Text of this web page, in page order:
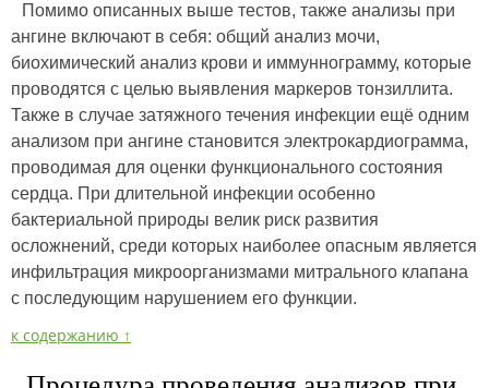
Помимо описанных выше тестов, также анализы при
ангине включают в себя: общий анализ мочи,
биохимический анализ крови и иммуннограмму, которые
проводятся с целью выявления маркеров тонзиллита.
Также в случае затяжного течения инфекции ещё одним
анализом при ангине становится электрокардиограмма,
проводимая для оценки функционального состояния
сердца. При длительной инфекции особенно
бактериальной природы велик риск развития
осложнений, среди которых наиболее опасным является
инфильтрация микроорганизмами митрального клапана
с последующим нарушением его функции.
к содержанию ↑